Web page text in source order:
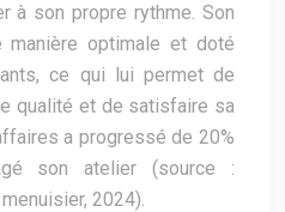
à son propre rythme. Son
optimale et doté
ce qui lui permet de
qualité et de satisfaire sa
a progressé de 20%
son atelier (source :
2024).